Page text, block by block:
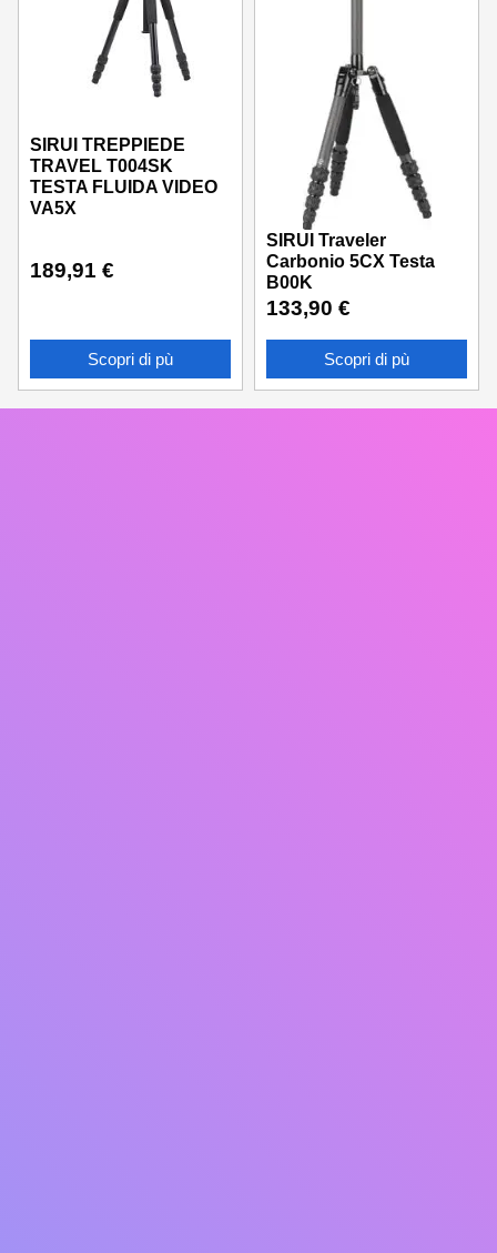
SIRUI TREPPIEDE
TRAVEL T004SK
TESTA FLUIDA VIDEO
VA5X
189,91 €
Scopri di pù
SIRUI Traveler
Carbonio 5CX Testa
B00K
133,90 €
Scopri di pù